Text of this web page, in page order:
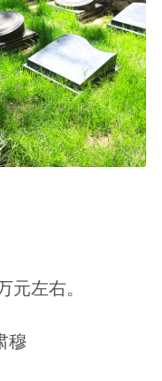
元左右。
穆